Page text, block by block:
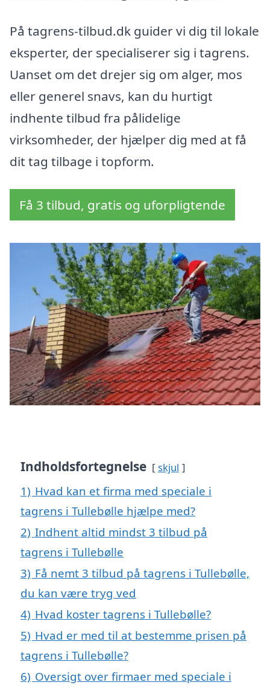
På tagrens-tilbud.dk guider vi dig til lokale
eksperter, der specialiserer sig i tagrens.
Uanset om det drejer sig om alger, mos
eller generel snavs, kan du hurtigt
indhente tilbud fra pålidelige
virksomheder, der hjælper dig med at få
dit tag tilbage i topform.
Få 3 tilbud, gratis og uforpligtende
Indholdsfortegnelse skjul
1) Hvad kan et firma med speciale i
tagrens i Tullebølle hjælpe med?
2) Indhent altid mindst 3 tilbud på
tagrens i Tullebølle
3) Få nemt 3 tilbud på tagrens i Tullebølle,
du kan være tryg ved
4) Hvad koster tagrens i Tullebølle?
5) Hvad er med til at bestemme prisen på
tagrens i Tullebølle?
6) Oversigt over firmaer med speciale i